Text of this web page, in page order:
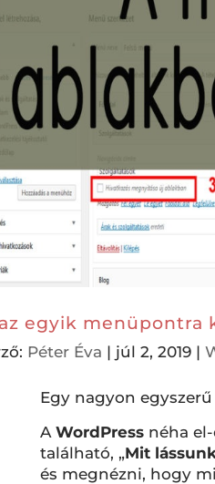
egyik
Péter Éva | júl 2, 2019 |
Egy nagyon
AWordPress néha
található, „Mit
és megnézni, hogy